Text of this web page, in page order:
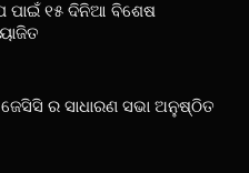
୧୫ ଦିନିଆ ବିଶେଷ
ର ସାଧାରଣ ସଭା ଅନୁଷ୍ଠିତ